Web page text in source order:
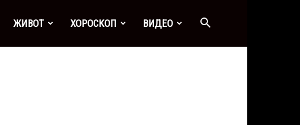
ЖИВОТ ХОРОСКОП ВИДЕО